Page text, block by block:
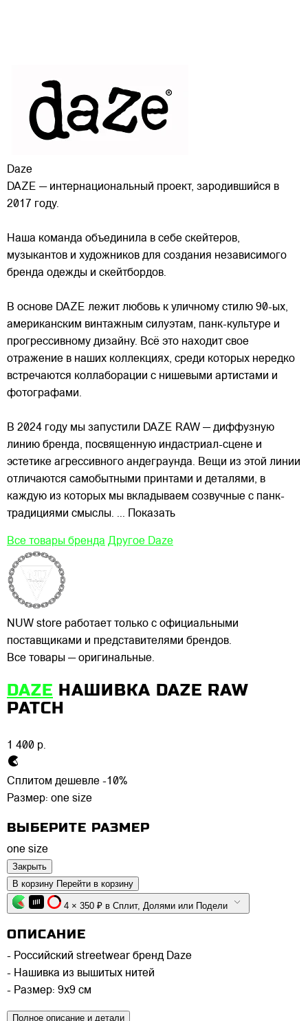
Daze
DAZE — интернациональный проект, зародившийся в
2017 году.
Наша команда объединила в себе скейтеров,
музыкантов и художников для создания независимого
бренда одежды и скейтбордов.
В основе DAZE лежит любовь к уличному стилю 90-ых,
американским винтажным силуэтам, панк-культуре и
прогрессивному дизайну. Всё это находит свое
отражение в наших коллекциях, среди которых нередко
встречаются коллаборации с нишевыми артистами и
фотографами.
В 2024 году мы запустили DAZE RAW — диффузную
линию бренда, посвященную индастриал-сцене и
эстетике агрессивного андеграунда. Вещи из этой линии
отличаются самобытными принтами и деталями, в
каждую из которых мы вкладываем созвучные с панк-
традициями смыслы. ... Показать
Все товары бренда Другое Daze
NUW store работает только с официальными
поставщиками и представителями брендов.
Все товары — оригинальные.
DAZE НАШИВКА DAZE RAW
PATCH
1 400 р.
Сплитом дешевле -10%
Размер: one size
ВЫБЕРИТЕ РАЗМЕР
one size
Закрыть
В корзину Перейти в корзину
4 × 350 ₽ в Сплит, Долями или Подели
ОПИСАНИЕ
- Российский streetwear бренд Daze
- Нашивка из вышитых нитей
- Размер: 9х9 см
Полное описание и детали